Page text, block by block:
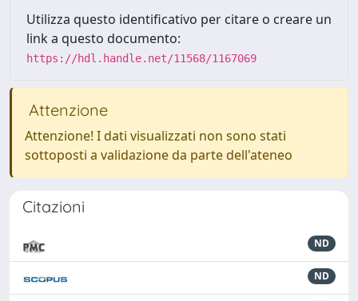
Utilizza questo identificativo per citare o creare un
link a questo documento:
https://hdl.handle.net/11568/1167069
Attenzione
Attenzione! I dati visualizzati non sono stati
sottoposti a validazione da parte dell'ateneo
Citazioni
ND
ND